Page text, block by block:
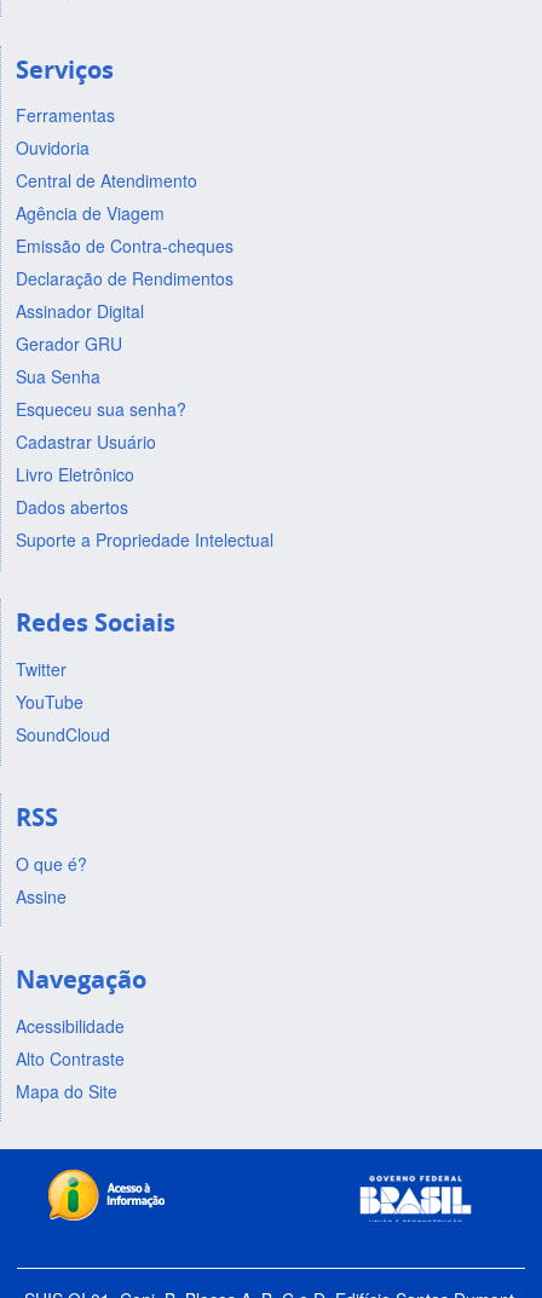
Serviços
Ferramentas
Ouvidoria
Central de Atendimento
Agência de Viagem
Emissão de Contra-cheques
Declaração de Rendimentos
Assinador Digital
Gerador GRU
Sua Senha
Esqueceu sua senha?
Cadastrar Usuário
Livro Eletrônico
Dados abertos
Suporte a Propriedade Intelectual
Redes Sociais
Twitter
YouTube
SoundCloud
RSS
O que é?
Assine
Navegação
Acessibilidade
Alto Contraste
Mapa do Site